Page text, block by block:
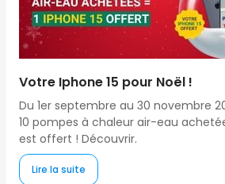
Votre Iphone 15 pour Noël !
Du 1er septembre au 30 novembre
10 pompes à chaleur air-eau
est offert ! Découvrir.
Lire la suite